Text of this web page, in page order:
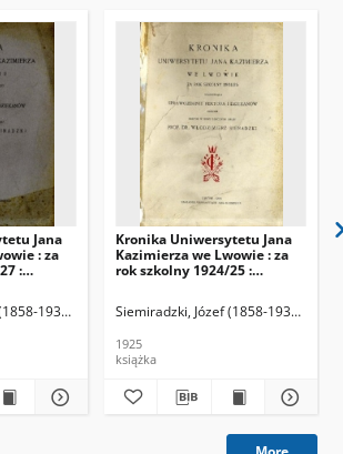
Jana
: za
:
1933). Oprac.
Kronika Uniwersytetu Jana
Kazimierza we Lwowie : za
rok szkolny 1924/25 :
Siemiradzki, Józef (1858-1933). Oprac.
1925
książka